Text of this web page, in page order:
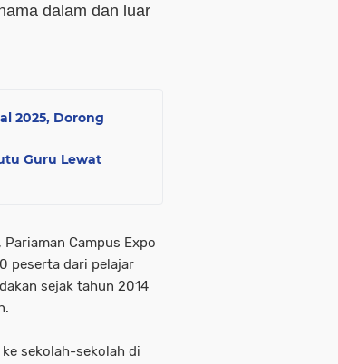
dalam dan luar
2025, Dorong
Guru Lewat
Campus Expo
peserta dari pelajar
sejak tahun 2014
sekolah-sekolah di